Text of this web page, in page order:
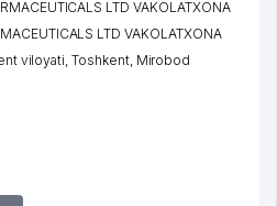
LTD VAKOLATXONA
LTD VAKOLATXONA
viloyati ,Toshkent, Mirobod